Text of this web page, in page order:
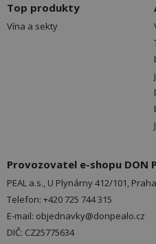
Top produkty
Vína a sekty
Provozovatel e-shopu DON
PEAL a.s., U Plynárny 412/101,
Telefon: +420 725 744 315
E-mail: objednavky@donpealo.cz
DIČ: CZ25775634